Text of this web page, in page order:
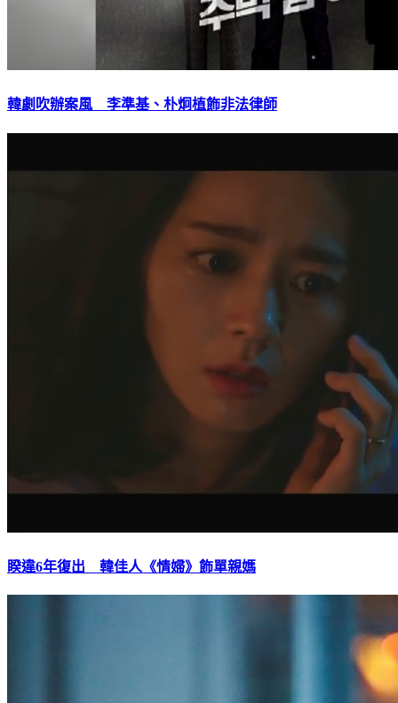
韓劇吹辦案風 李準基、朴炯植飾非法律師
睽違6年復出 韓佳人《情婦》飾單親媽